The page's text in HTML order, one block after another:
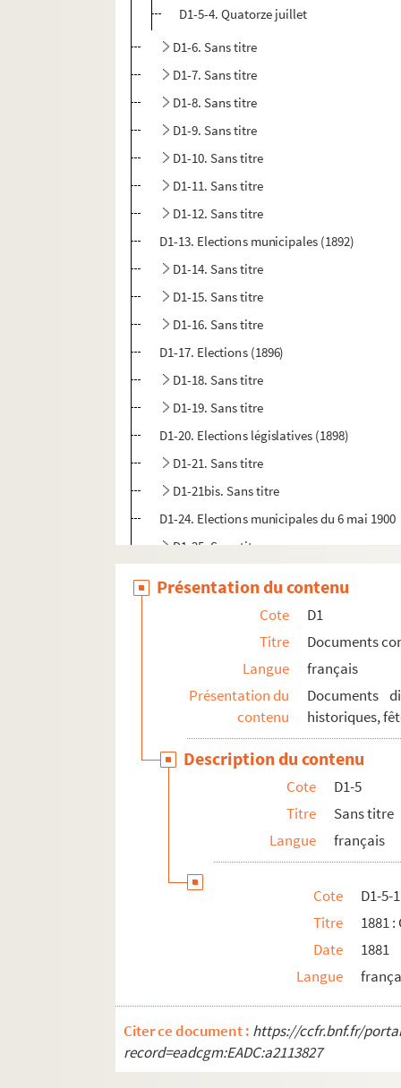
D1-5-4. Quatorze juillet
D1-6. Sans titre
D1-7. Sans titre
D1-8. Sans titre
D1-9. Sans titre
D1-10. Sans titre
D1-11. Sans titre
D1-12. Sans titre
D1-13. Elections municipales (1892)
D1-14. Sans titre
D1-15. Sans titre
D1-16. Sans titre
D1-17. Elections (1896)
D1-18. Sans titre
D1-19. Sans titre
D1-20. Elections législatives (1898)
D1-21. Sans titre
D1-21bis. Sans titre
D1-24. Elections municipales du 6 mai 1900
D1-25. Sans titre
D1-32. Elections au Conseil général et au
D1-33. Elections sénatoriales (1905)
D1-34. Elections sénatoriales (1906)
D1-37. Elections (1907)
D1-40. Elections législatives (1910)
D1-41. Elections cantonales du 24 juillet
D3. Documents historiques
D5. Lettre de faire-part : mariages, décès,
D6. Chansons en patois - à consulter sur le
Présentation du contenu
Cote
D1
Titre
Documents
Langue
français
Présentation du
contenu
Documents
historiques,
Description du contenu
Cote
D1-5
Titre
Sans titre
Langue
français
Cote
D1-5-1
Titre
1881
Date
1881
Langue
Citer ce document : https://ccfr.bnf.fr/
record=eadcgm:EADC:a2113827